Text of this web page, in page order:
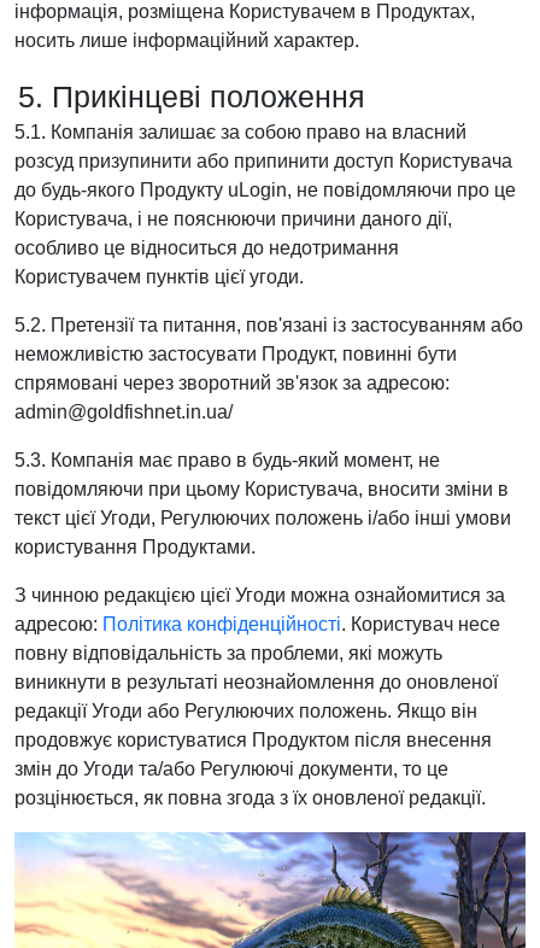
інформація, розміщена Користувачем в Продуктах,
носить лише інформаційний характер.
5. Прикінцеві положення
5.1. Компанія залишає за собою право на власний
розсуд призупинити або припинити доступ Користувача
до будь-якого Продукту uLogin, не повідомляючи про це
Користувача, і не пояснюючи причини даного дії,
особливо це відноситься до недотримання
Користувачем пунктів цієї угоди.
5.2. Претензії та питання, пов'язані із застосуванням або
неможливістю застосувати Продукт, повинні бути
спрямовані через зворотний зв'язок за адресою:
admin@goldfishnet.in.ua/
5.3. Компанія має право в будь-який момент, не
повідомляючи при цьому Користувача, вносити зміни в
текст цієї Угоди, Регулюючих положень і/або інші умови
користування Продуктами.
З чинною редакцією цієї Угоди можна ознайомитися за
адресою: Політика конфіденційності. Користувач несе
повну відповідальність за проблеми, які можуть
виникнути в результаті неознайомлення до оновленої
редакції Угоди або Регулюючих положень. Якщо він
продовжує користуватися Продуктом після внесення
змін до Угоди та/або Регулюючі документи, то це
розцінюється, як повна згода з їх оновленої редакції.